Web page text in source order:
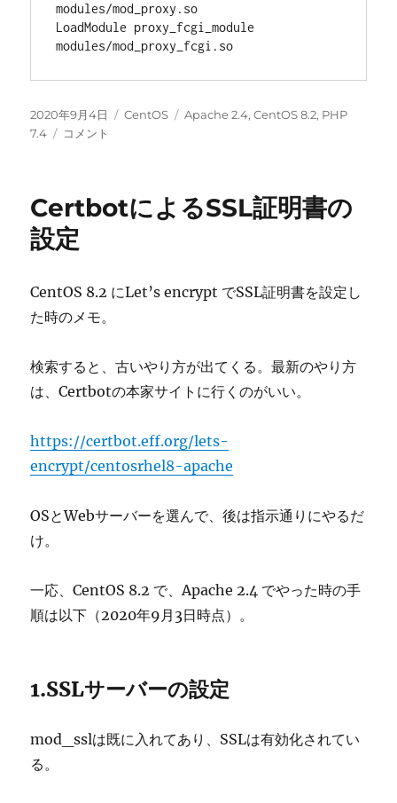
modules/mod_proxy.so
LoadModule proxy_fcgi_module
modules/mod_proxy_fcgi.so
投
稿
2020年9月4日
カ
CentOS
タ
Apache 2.4,CentOS 8.2, PHP
7.4
Apache2.4
連
携
に
コメント
CertbotによるSSL証明書の
設定
CentOS 8.2 にLet’s encrypt でSSL証明書を設定し
た時のメモ。
検索すると、古いやり方が出てくる。最新のやり方
は、Certbotの本家サイトに行くのがいい。
https://certbot.eff.org/lets-
encrypt/centosrhel8-apache
OSとWebサーバーを選んで、後は指示通りにやるだ
け。
一応、CentOS 8.2 で、Apache 2.4 でやった時の手
順は以下（2020年9月3日時点）。
1.SSLサーバーの設定
mod_sslは既に入れてあり、SSLは有効化されてい
る。